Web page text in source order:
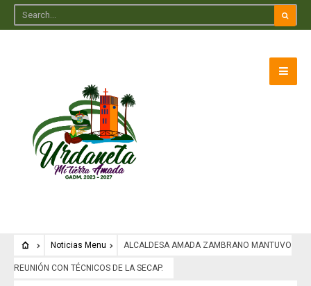
Noticias Menu ALCALDESA AMADA ZAMBRANO MANTUVO
REUNIÓN CON TÉCNICOS DE LA SECAP.